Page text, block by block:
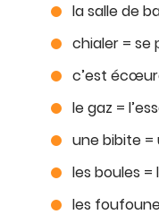
la salle de
chialer = se
c’est
le gaz =
une bibite
les boules =
les